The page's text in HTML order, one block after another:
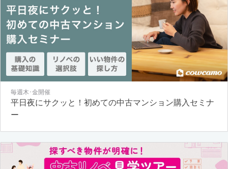
毎週木･金開催
平日夜にサクッと！初めての中古マンション購入セミナ
ー